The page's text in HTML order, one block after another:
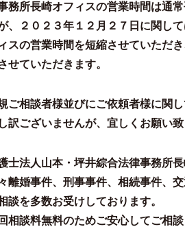
務所長崎オフィスの営業時間は通
、２０２３年１２月２７日に関し
スの営業時間を短縮させていただ
せていただきます。
ご相談者様並びにご依頼者様に関
訳ございませんが、宜しくお願い致
士法人山本・坪井綜合法律事務所長
離婚事件、刑事事件、相続事件、
談を多数お受けしております。
相談料無料のためご安心してご相談